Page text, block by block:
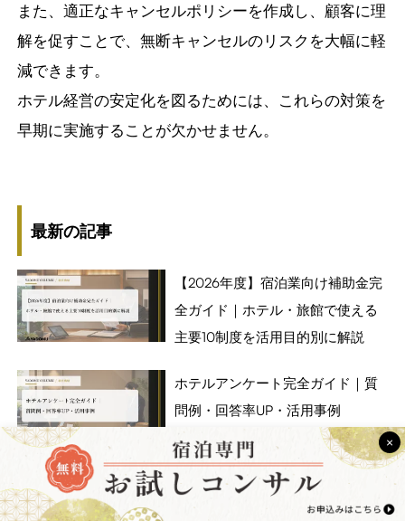
また、適正なキャンセルポリシーを作成し、顧客に理
解を促すことで、無断キャンセルのリスクを大幅に軽
減できます。
ホテル経営の安定化を図るためには、これらの対策を
早期に実施することが欠かせません。
最新の記事
【2026年度】宿泊業向け補助金完
全ガイド｜ホテル・旅館で使える
主要10制度を活用目的別に解説
ホテルアンケート完全ガイド｜質
問例・回答率UP・活用事例
ホテルの繁忙期はいつ？年間スケ
ジュールと収益最大化の対策を徹
×